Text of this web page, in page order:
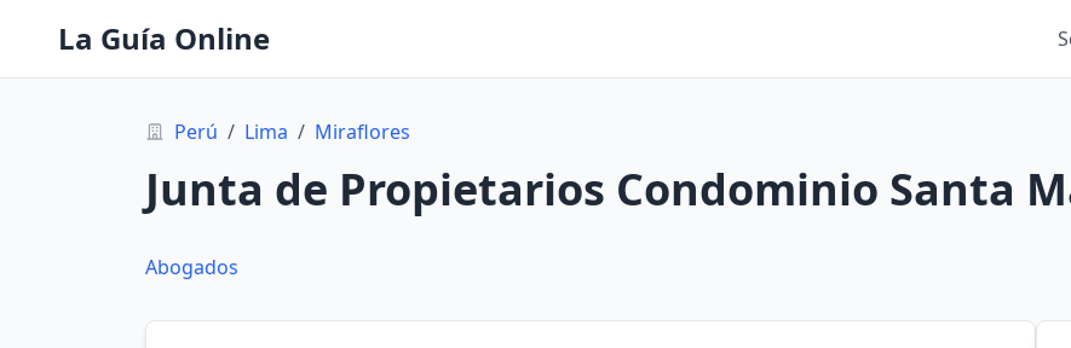
La Guía Online
Perú / Lima / Miraflores
Junta de Propietarios Condominio Santa
Abogados